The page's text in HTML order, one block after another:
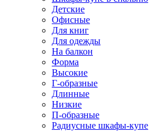
Детские
Офисные
Для книг
Для одежды
На балкон
Форма
Высокие
Г-образные
Длинные
Низкие
П-образные
Радиусные шкафы-купе